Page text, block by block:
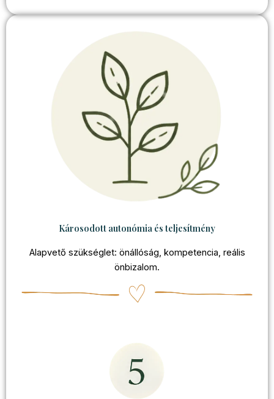
Károsodott autonómia és teljesítmény
Alapvető szükséglet: önállóság, kompetencia, reális
önbizalom.